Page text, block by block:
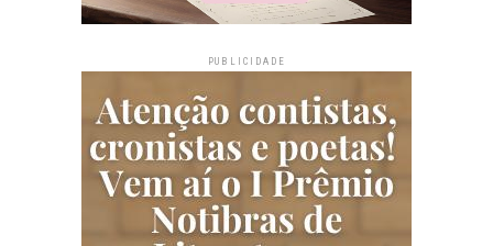
PUBLICIDADE